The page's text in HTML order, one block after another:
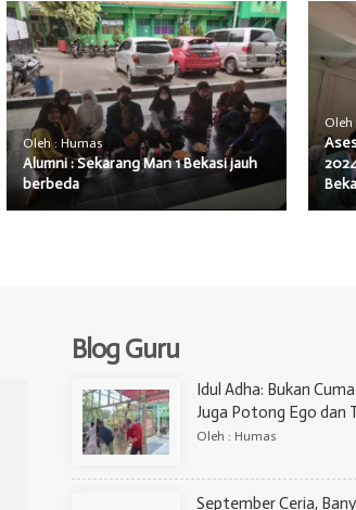
Oleh : Humas
Alumni : Sekarang Man 1 Bekasi jauh
berbeda
Oleh
Blog Guru
Idul Adha: Bukan
Juga Potong Ego dan
Oleh : Humas
September Ceria,